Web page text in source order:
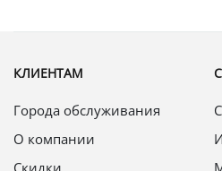
КЛИЕНТАМ
Города обслуживания
О компании
Скидки